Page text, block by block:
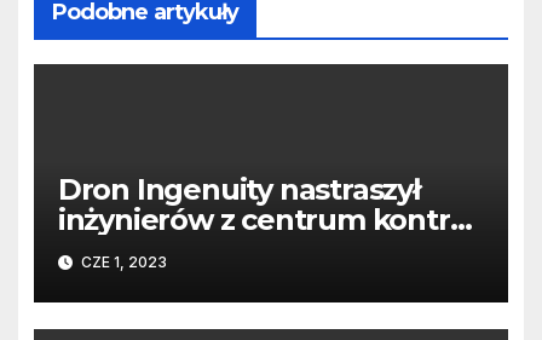
Podobne artykuły
Dron Ingenuity nastraszył
inżynierów z centrum kontroli
misji. Sześć dni milczenia
CZE 1, 2023